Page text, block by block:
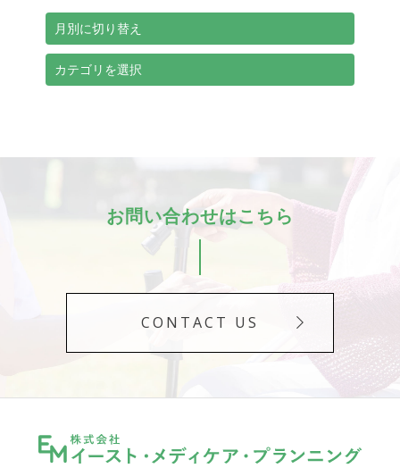
お問い合わせはこちら
CONTACT US